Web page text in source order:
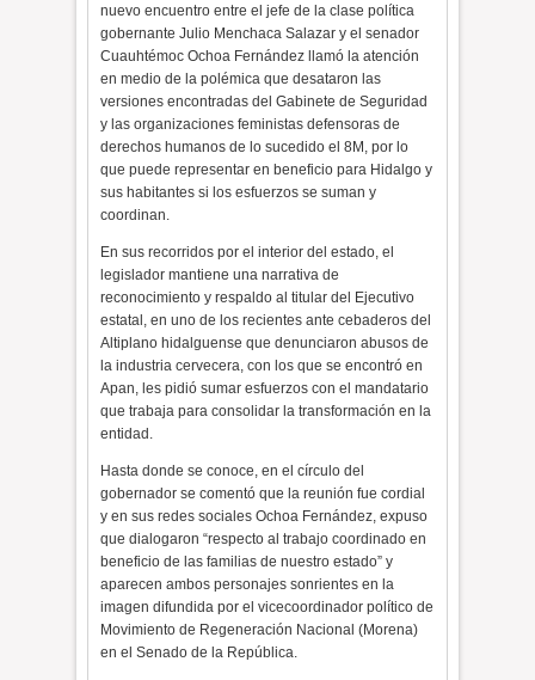
nuevo encuentro entre el jefe de la clase política
gobernante Julio Menchaca Salazar y el senador
Cuauhtémoc Ochoa Fernández llamó la atención
en medio de la polémica que desataron las
versiones encontradas del Gabinete de Seguridad
y las organizaciones feministas defensoras de
derechos humanos de lo sucedido el 8M, por lo
que puede representar en beneficio para Hidalgo y
sus habitantes si los esfuerzos se suman y
coordinan.
En sus recorridos por el interior del estado, el
legislador mantiene una narrativa de
reconocimiento y respaldo al titular del Ejecutivo
estatal, en uno de los recientes ante cebaderos del
Altiplano hidalguense que denunciaron abusos de
la industria cervecera, con los que se encontró en
Apan, les pidió sumar esfuerzos con el mandatario
que trabaja para consolidar la transformación en la
entidad.
Hasta donde se conoce, en el círculo del
gobernador se comentó que la reunión fue cordial
y en sus redes sociales Ochoa Fernández, expuso
que dialogaron “respecto al trabajo coordinado en
beneficio de las familias de nuestro estado” y
aparecen ambos personajes sonrientes en la
imagen difundida por el vicecoordinador político de
Movimiento de Regeneración Nacional (Morena)
en el Senado de la República.